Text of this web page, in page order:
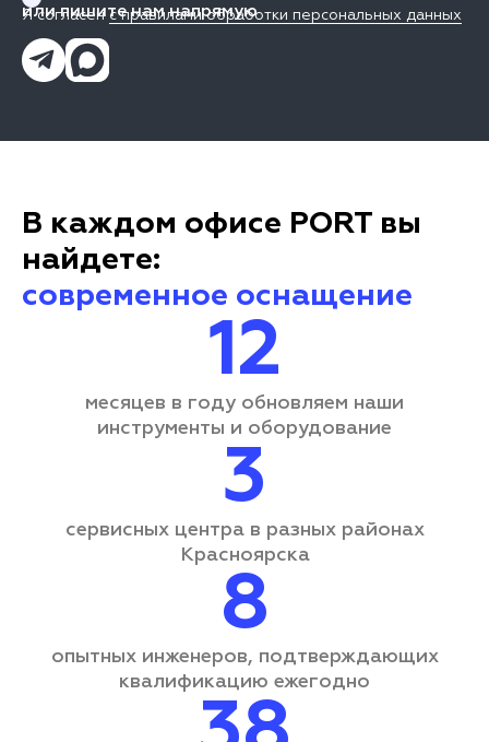
Я согласен с правилами обработки персональных данных
или пишите нам напрямую
В каждом офисе PORT вы
найдете:
современное оснащение
12
месяцев в году обновляем наши
инструменты и оборудование
3
сервисных центра в разных районах
Красноярска
8
опытных инженеров, подтверждающих
квалификацию ежегодно